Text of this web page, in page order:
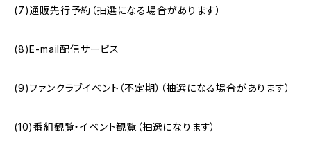
(7)通販先行予約（抽選になる場合があります）
(8)E-mail配信サービス
(9)ファンクラブイベント（不定期）（抽選になる場合があります）
(10)番組観覧・イベント観覧（抽選になります）